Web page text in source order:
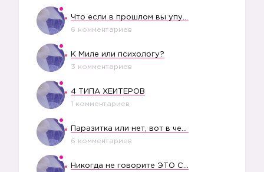
6 комментариев
К Миле или психологу?
3 комментариев
4 ТИПА ХЕЙТЕРОВ
1 комментариев
6 комментариев